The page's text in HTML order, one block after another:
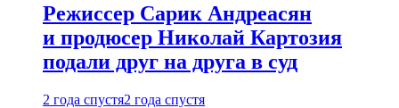
Режиссер Сарик Андреасян
и продюсер Николай Картозия
подали друг на друга в суд
2 года спустя2 года спустя